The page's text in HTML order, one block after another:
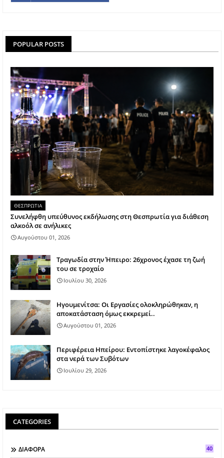
POPULAR POSTS
ΘΕΣΠΡΩΤΙΑ
Συνελήφθη υπεύθυνος εκδήλωσης στη Θεσπρωτία για διάθεση
αλκοόλ σε ανήλικες
Αυγούστου 01, 2026
Τραγωδία στην Ήπειρο: 26χρονος έχασε τη ζωή
του σε τροχαίο
Ιουλίου 30, 2026
Ηγουμενίτσα: Οι Εργασίες ολοκληρώθηκαν, η
αποκατάσταση όμως εκκρεμεί..
Αυγούστου 01, 2026
Περιφέρεια Ηπείρου: Εντοπίστηκε λαγοκέφαλος
στα νερά των Συβότων
Ιουλίου 29, 2026
CATEGORIES
ΔΙΑΦΟΡΑ 40